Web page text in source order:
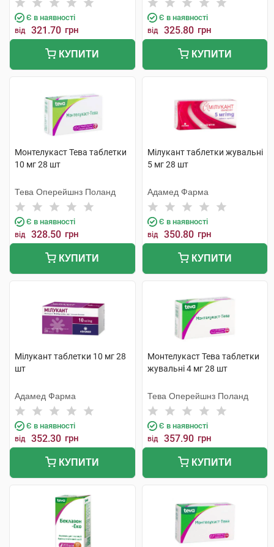
Є в наявності
від 321.70 грн
КУПИТИ
Є в наявності
від 325.80 грн
КУПИТИ
Монтелукаст Тева таблетки
10 мг 28 шт
Тева Оперейшнз Поланд
Є в наявності
від 328.50 грн
КУПИТИ
Мілукант таблетки жувальні
5 мг 28 шт
Адамед Фарма
Є в наявності
від 350.80 грн
КУПИТИ
Мілукант таблетки 10 мг 28
шт
Адамед Фарма
Є в наявності
від 352.30 грн
КУПИТИ
Монтелукаст Тева таблетки
жувальні 4 мг 28 шт
Тева Оперейшнз Поланд
Є в наявності
від 357.90 грн
КУПИТИ